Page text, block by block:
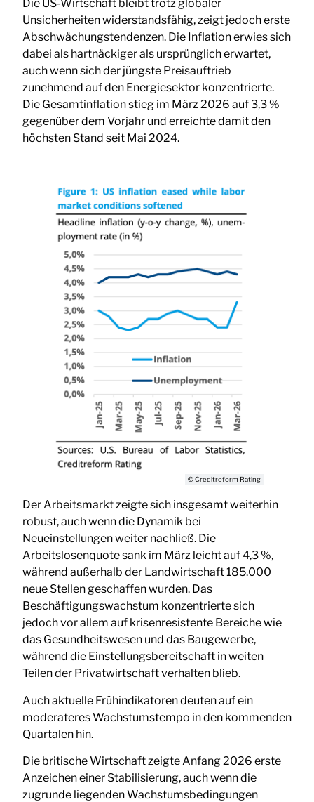
Die US-Wirtschaft bleibt trotz globaler
Unsicherheiten widerstandsfähig, zeigt jedoch erste
Abschwächungstendenzen. Die Inflation erwies sich
dabei als hartnäckiger als ursprünglich erwartet,
auch wenn sich der jüngste Preisauftrieb
zunehmend auf den Energiesektor konzentrierte.
Die Gesamtinflation stieg im März 2026 auf 3,3 %
gegenüber dem Vorjahr und erreichte damit den
höchsten Stand seit Mai 2024.
© Creditreform Rating
Der Arbeitsmarkt zeigte sich insgesamt weiterhin
robust, auch wenn die Dynamik bei
Neueinstellungen weiter nachließ. Die
Arbeitslosenquote sank im März leicht auf 4,3 %,
während außerhalb der Landwirtschaft 185.000
neue Stellen geschaffen wurden. Das
Beschäftigungswachstum konzentrierte sich
jedoch vor allem auf krisenresistente Bereiche wie
das Gesundheitswesen und das Baugewerbe,
während die Einstellungsbereitschaft in weiten
Teilen der Privatwirtschaft verhalten blieb.
Auch aktuelle Frühindikatoren deuten auf ein
moderateres Wachstumstempo in den kommenden
Quartalen hin.
Die britische Wirtschaft zeigte Anfang 2026 erste
Anzeichen einer Stabilisierung, auch wenn die
zugrunde liegenden Wachstumsbedingungen